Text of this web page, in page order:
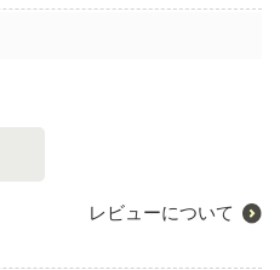
レビューについて